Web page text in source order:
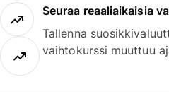
Seuraa reaaliaikaisia
Tallenna
vaihtokurssi muuttuu